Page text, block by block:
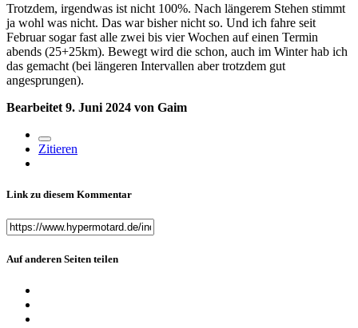
Trotzdem, irgendwas ist nicht 100%. Nach längerem Stehen stimmt
ja wohl was nicht. Das war bisher nicht so. Und ich fahre seit
Februar sogar fast alle zwei bis vier Wochen auf einen Termin
abends (25+25km). Bewegt wird die schon, auch im Winter hab ich
das gemacht (bei längeren Intervallen aber trotzdem gut
angesprungen).
Bearbeitet 9. Juni 2024 von Gaim
Zitieren
Link zu diesem Kommentar
Auf anderen Seiten teilen